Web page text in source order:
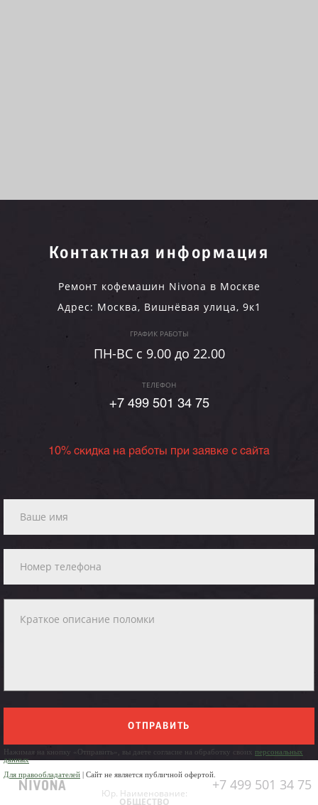
Контактная информация
Ремонт кофемашин Nivona в Москве
Адрес: Москва, Вишнёвая улица, 9к1
ГРАФИК РАБОТЫ
ПН-ВC c 9.00 до 22.00
ТЕЛЕФОН
+7 499 501 34 75
10% скидка на работы при заявке с сайта
ОТПРАВИТЬ
Нажимая на кнопку «Отправить», вы даете согласие на обработку своих персональных
данных
Для правообладателей | Сайт не является публичной офертой.
+7 499 501 34 75
Юр. Наименование:
ОБЩЕСТВО